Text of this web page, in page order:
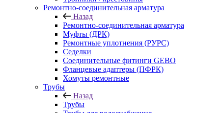
Ремонтно-соединительная арматура
Назад
Ремонтно-соединительная арматура
Муфты (ДРК)
Ремонтные уплотнения (РУРС)
Седелки
Соединительные фитинги GEBO
Фланцевые адаптеры (ПФРК)
Хомуты ремонтные
Трубы
Назад
Трубы